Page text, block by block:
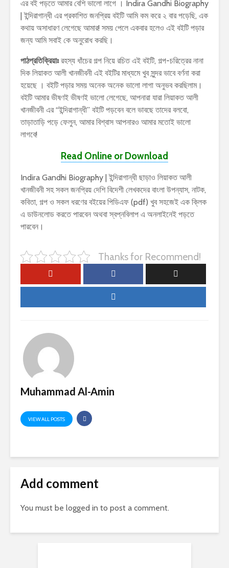
এর বই পড়তে আমার বেশি ভালো লাগে । Indira Gandhi Biography
| ইন্দিরাগান্ধী এর প্রকাশিত জনপ্রিয় বইটি আমি কম করে ২ বার পড়েছি, এক
কথায় অসাধারণ লেগেছে আমার! সময় পেলে একবার হলেও এই বইটি পড়ার
জন্য আমি সবাই কে অনুরোধ করছি।
পাঠপ্রতিক্রিয়াঃরহস্য ধাঁচের গল্প নিয়ে রচিত এই বইটি, গল্প-চরিত্রের নানা
দিক লিয়াকত আলী খানজীবনী এই বইটির মাধ্যমে খুব সুন্দর ভাবে বর্ণনা করা
হয়েছে । বইটি পড়ার সময় অনেক অনেক ভালো লাগা অনুভব করছিলাম।
বইটি আমার ভীষণই ভীষণই ভালো লেগেছে, আপনারা যারা লিয়াকত আলী
খানজীবনী এর “ইন্দিরাগান্ধী” বইটি পড়বেন বলে ভাবছে তাদের বলবো,
তাড়াতাড়ি পড়ে ফেলুন, আমার বিশ্বাস আপনারও আমার মতোই ভালো
লাগবে!
Read Online or Download
Indira Gandhi Biography | ইন্দিরাগান্ধী ছাড়াও লিয়াকত আলী
খানজীবনী সহ সকল জনপ্রিয় দেশি বিদেশী লেখকদের বাংলা উপন্যাস, নাটক,
কবিতা, গল্প ও সকল ধরণের বইয়ের পিডিএফ (pdf) খুব সহজেই এক ক্লিক
এ ডাউনলোড করতে পারবেন অথবা স্বপ্নবিলাপ এ অনলাইনেই পড়তে
পারবেন।
Thanks for Recommend!
Muhammad Al-Amin
VIEW ALL POSTS
Add comment
You must be logged in to post a comment.